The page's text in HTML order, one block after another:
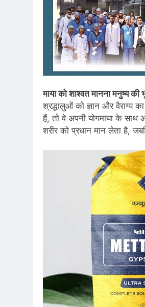
माया को शाश्वत मानना मनुष्य की
श्रद्धालुओं को ज्ञान और वैराग्य
हैं, तो वे अपनी योगमाया के साथ
शरीर को प्रधान मान लेता है,